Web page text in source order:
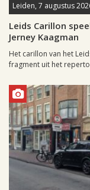
Leiden, 7 augustus
Leids Carillon
Jerney Kaagman
Het carillon van het
fragment uit het